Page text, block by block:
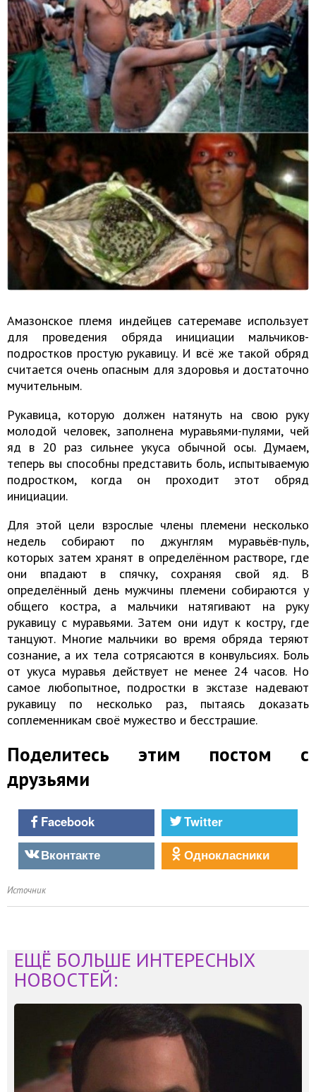
Амазонское племя индейцев сатеремаве использует
для проведения обряда инициации мальчиков-
подростков простую рукавицу. И всё же такой обряд
считается очень опасным для здоровья и достаточно
мучительным.
Рукавица, которую должен натянуть на свою руку
молодой человек, заполнена муравьями-пулями, чей
яд в 20 раз сильнее укуса обычной осы. Думаем,
теперь вы способны представить боль, испытываемую
подростком, когда он проходит этот обряд
инициации.
Для этой цели взрослые члены племени несколько
недель собирают по джунглям муравьёв-пуль,
которых затем хранят в определённом растворе, где
они впадают в спячку, сохраняя свой яд. В
определённый день мужчины племени собираются у
общего костра, а мальчики натягивают на руку
рукавицу с муравьями. Затем они идут к костру, где
танцуют. Многие мальчики во время обряда теряют
сознание, а их тела сотрясаются в конвульсиях. Боль
от укуса муравья действует не менее 24 часов. Но
самое любопытное, подростки в экстазе надевают
рукавицу по несколько раз, пытаясь доказать
соплеменникам своё мужество и бесстрашие.
Поделитесь этим постом с
друзьями
Facebook
Twitter
Вконтакте
Однокласники
Источник
ЕЩЁ БОЛЬШЕ ИНТЕРЕСНЫХ
НОВОСТЕЙ: